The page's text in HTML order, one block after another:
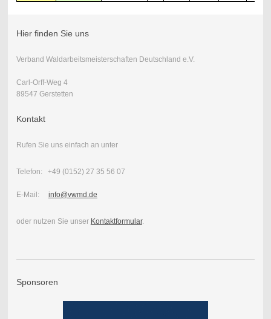
Hier finden Sie uns
Verband Waldarbeitsmeisterschaften Deutschland e.V.
Carl-Orff-Weg 4
89547 Gerstetten
Kontakt
Rufen Sie uns einfach an unter
Telefon: +49 (0152) 27 35 56 07
E-Mail: info@vwmd.de
oder nutzen Sie unser Kontaktformular.
Sponsoren